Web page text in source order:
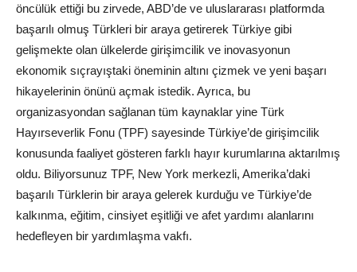
öncülük ettiği bu zirvede, ABD’de ve uluslararası platformda
başarılı olmuş Türkleri bir araya getirerek Türkiye gibi
gelişmekte olan ülkelerde girişimcilik ve inovasyonun
ekonomik sıçrayıştaki öneminin altını çizmek ve yeni başarı
hikayelerinin önünü açmak istedik. Ayrıca, bu
organizasyondan sağlanan tüm kaynaklar yine Türk
Hayırseverlik Fonu (TPF) sayesinde Türkiye’de girişimcilik
konusunda faaliyet gösteren farklı hayır kurumlarına aktarılmış
oldu. Biliyorsunuz TPF, New York merkezli, Amerika’daki
başarılı Türklerin bir araya gelerek kurduğu ve Türkiye’de
kalkınma, eğitim, cinsiyet eşitliği ve afet yardımı alanlarını
hedefleyen bir yardımlaşma vakfı.